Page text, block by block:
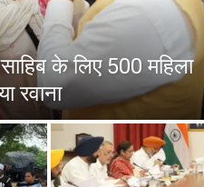
के लिए 500 महिला
रवाना